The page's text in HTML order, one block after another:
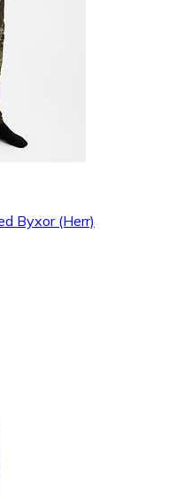
Byxor (Herr)